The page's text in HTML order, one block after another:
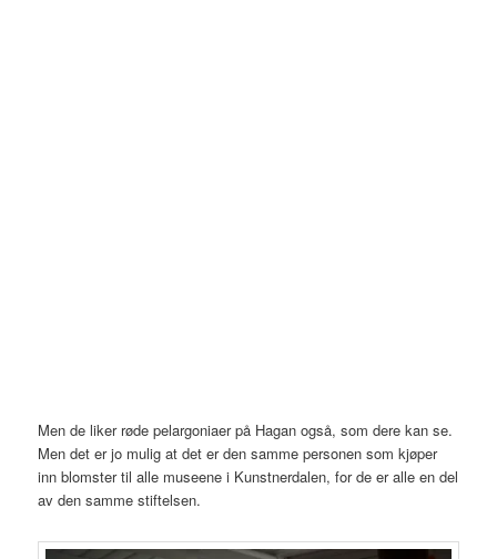
Men de liker røde pelargoniaer på Hagan også, som dere kan se.
Men det er jo mulig at det er den samme personen som kjøper
inn blomster til alle museene i Kunstnerdalen, for de er alle en del
av den samme stiftelsen.